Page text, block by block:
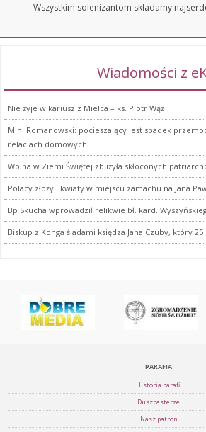
Wszystkim solenizantom składamy
Wiadomości z
Nie żyje wikariusz z Mielca – ks. Piotr Wąż
Min. Romanowski: pocieszający jest spadek
relacjach domowych
Wojna w Ziemi Świętej zbliżyła skłóconych
Polacy złożyli kwiaty w miejscu zamachu na Jana
Bp Skucha wprowadził relikwie bł. kard.
Biskup z Konga śladami księdza Jana Czuby, który
PARAFIA
Historia parafii
Duszpasterze
Nasz patron